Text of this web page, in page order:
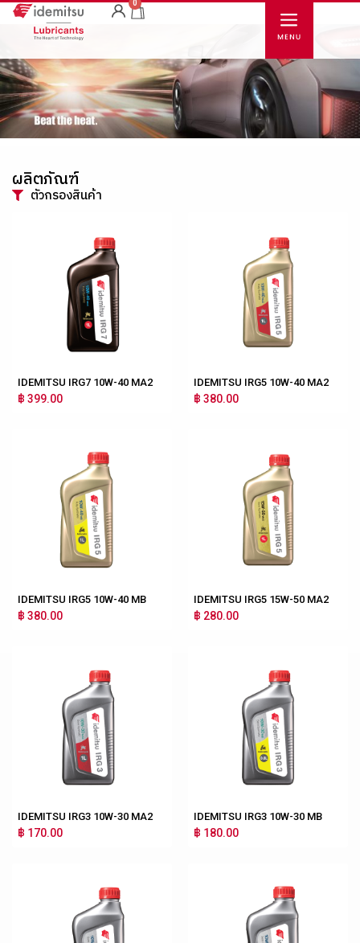
0
ผลิตภัณฑ์
ตัวกรองสินค้า
IDEMITSU IRG7 10W-40 MA2
฿ 399.00
IDEMITSU IRG5 10W-40 MA2
฿ 380.00
IDEMITSU IRG5 10W-40 MB
฿ 380.00
IDEMITSU IRG5 15W-50 MA2
฿ 280.00
IDEMITSU IRG3 10W-30 MA2
฿ 170.00
IDEMITSU IRG3 10W-30 MB
฿ 180.00